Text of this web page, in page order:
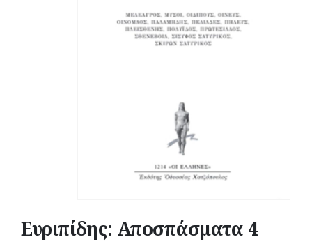
Ευριπίδης: Αποσπάσματα 4